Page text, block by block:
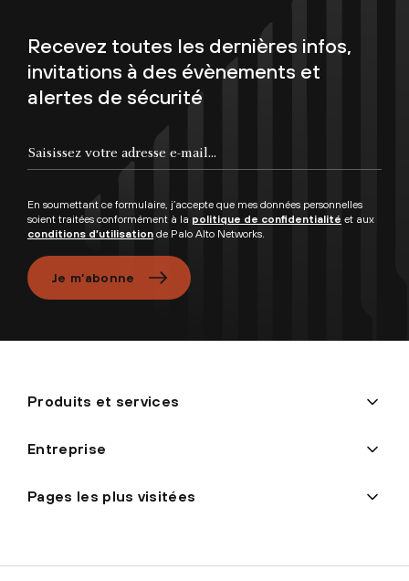
Recevez toutes les dernières infos,
invitations à des évènements et
alertes de sécurité
En soumettant ce formulaire, j’accepte que mes données personnelles
soient traitées conformément à la politique de confidentialité et aux
conditions d’utilisation de Palo Alto Networks.
Je m’abonne
Produits et services
Entreprise
Pages les plus visitées